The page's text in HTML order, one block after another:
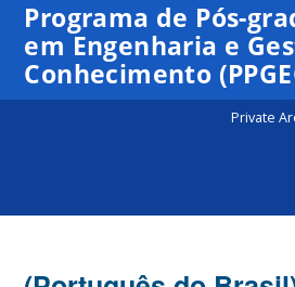
Programa de Pós-
em Engenharia e
Conhecimento
Private
00:00